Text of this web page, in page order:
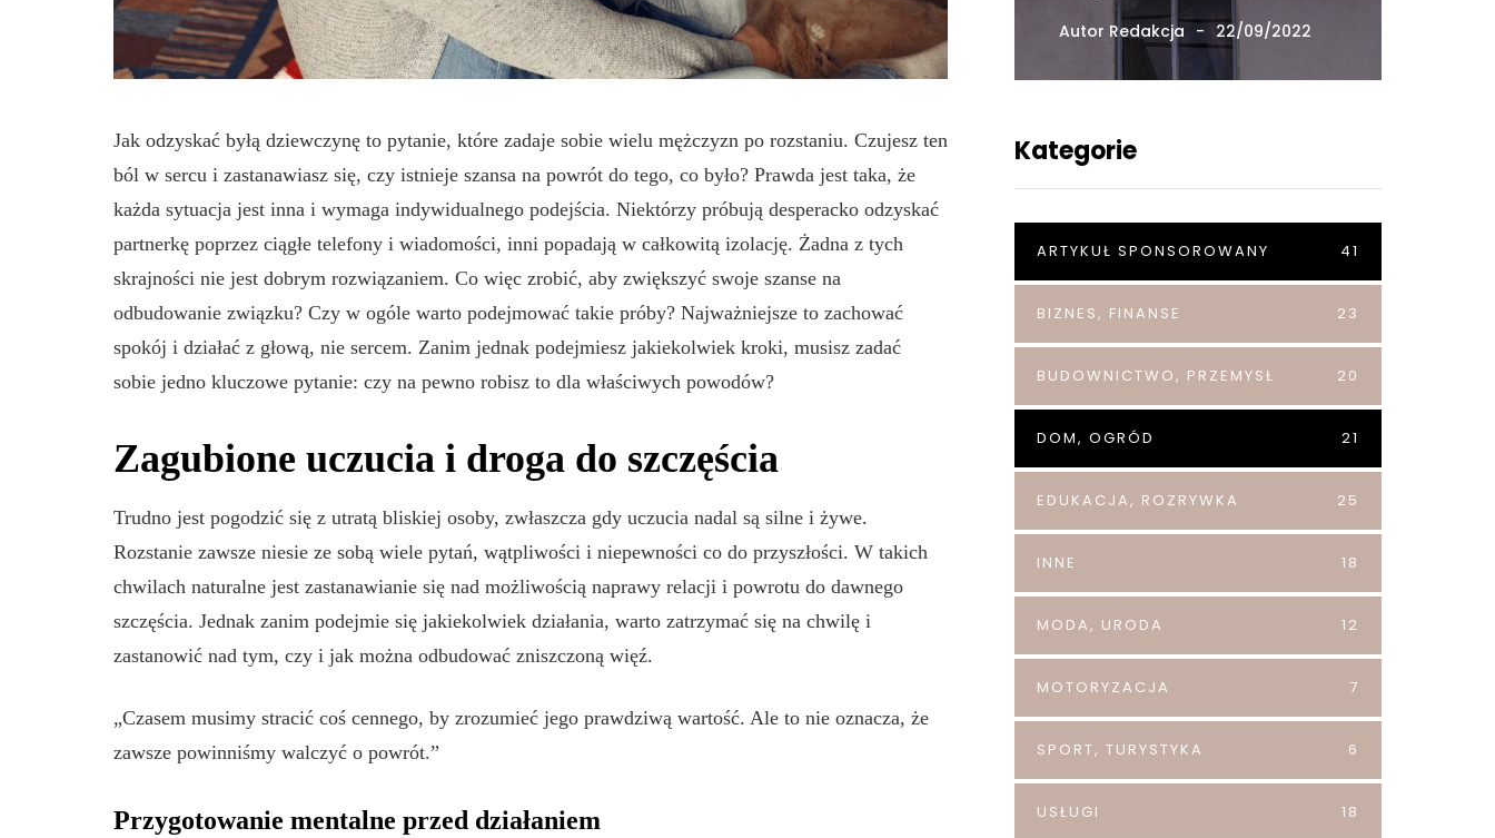
Jak odzyskać byłą dziewczynę to pytanie, które zadaje sobie wielu mężczyzn po rozstaniu. Czujesz ten
ból w sercu i zastanawiasz się, czy istnieje szansa na powrót do tego, co było? Prawda jest taka, że
każda sytuacja jest inna i wymaga indywidualnego podejścia. Niektórzy próbują desperacko odzyskać
partnerkę poprzez ciągłe telefony i wiadomości, inni popadają w całkowitą izolację. Żadna z tych
skrajności nie jest dobrym rozwiązaniem. Co więc zrobić, aby zwiększyć swoje szanse na
odbudowanie związku? Czy w ogóle warto podejmować takie próby? Najważniejsze to zachować
spokój i działać z głową, nie sercem. Zanim jednak podejmiesz jakiekolwiek kroki, musisz zadać
sobie jedno kluczowe pytanie: czy na pewno robisz to dla właściwych powodów?
Zagubione uczucia i droga do szczęścia
Trudno jest pogodzić się z utratą bliskiej osoby, zwłaszcza gdy uczucia nadal są silne i żywe.
Rozstanie zawsze niesie ze sobą wiele pytań, wątpliwości i niepewności co do przyszłości. W takich
chwilach naturalne jest zastanawianie się nad możliwością naprawy relacji i powrotu do dawnego
szczęścia. Jednak zanim podejmie się jakiekolwiek działania, warto zatrzymać się na chwilę i
zastanowić nad tym, czy i jak można odbudować zniszczoną więź.
„Czasem musimy stracić coś cennego, by zrozumieć jego prawdziwą wartość. Ale to nie oznacza, że
zawsze powinniśmy walczyć o powrót.”
Przygotowanie mentalne przed działaniem
AutorRedakcja 09/09/2022 AutorRedakcja 05/08/2022 Autor Redakcja 22/09/2022
Kategorie
ARTYKUŁ SPONSOROWANY 41
BIZNES, FINANSE 23
BUDOWNICTWO, PRZEMYSŁ 20
DOM, OGRÓD 21
EDUKACJA, ROZRYWKA 25
INNE 18
MODA, URODA 12
MOTORYZACJA 7
SPORT, TURYSTYKA 6
USŁUGI 18